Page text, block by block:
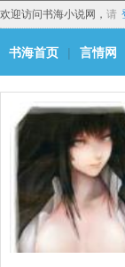
欢迎访问书海小说网， 请
书海首页 | 言情网